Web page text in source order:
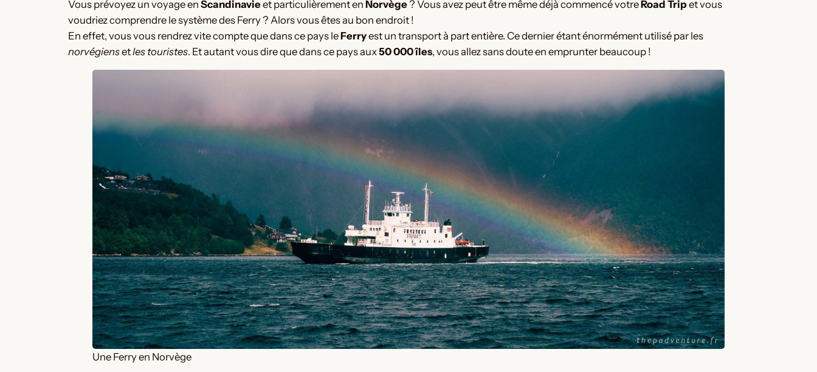
Vous prévoyez un voyage en Scandinavieet particulièrement en Norvège? Vous avez peut être même déjà commencé votreRoad Tripet vous
voudriez comprendre le système des Ferry ? Alors vous êtes au bon endroit !
En effet, vous vous rendrez vite compte que dans ce pays leFerryest un transport à part entière. Ce dernier étant énormément utilisé par les
norvégiensetles touristes. Et autant vous dire que dans ce pays aux50 000 îles, vous allez sans doute en emprunter beaucoup !
Une Ferry en Norvège